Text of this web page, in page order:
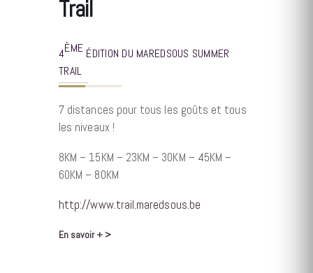
Trail
4ÈME ÉDITION DU MAREDSOUS SUMMER
TRAIL
7 distances pour tous les goûts et tous
les niveaux !
8KM – 15KM – 23KM – 30KM – 45KM –
60KM – 80KM
http://www.trail.maredsous.be
En savoir + >